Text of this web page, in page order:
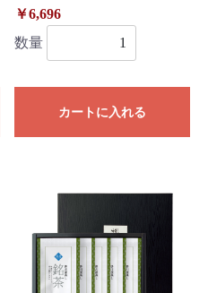
￥6,696
数量
カートに入れる